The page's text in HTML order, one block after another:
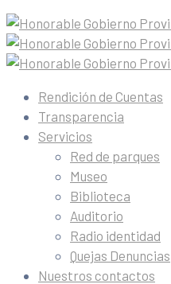
Rendición de Cuentas
Transparencia
Servicios
Red de parques
Museo
Biblioteca
Auditorio
Radio identidad
Quejas Denuncias
Nuestros contactos